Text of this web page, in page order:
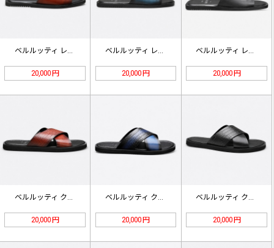
20,000 円 20,000 円 20,000 円
ベルルッティ クロスストラップ スラ…
20,000 円
ベルルッティ クロスストラップ スラ…
20,000 円
ベルルッティ クロコ型押し クロス …
20,000 円